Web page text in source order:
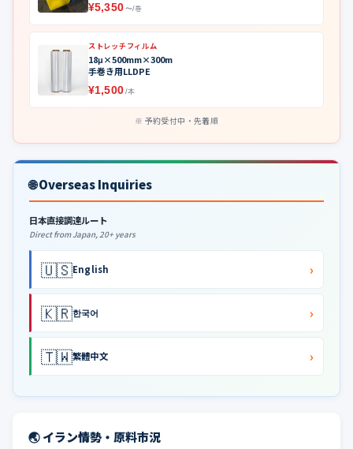
¥5,350 〜/巻
ストレッチフィルム
18μ×500mm×300m
手巻き用LLDPE
¥1,500 /本
予約受付中・先着順
🌐 Overseas Inquiries
日本直接調達ルート
Direct from Japan, 20+ years
🇺🇸English ›
🇰🇷한국어 ›
🇹🇼繁體中文 ›
🌏 イラン情勢・原料市況